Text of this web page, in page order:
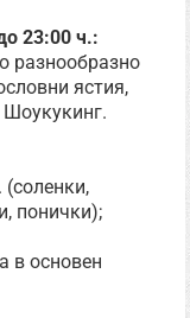
23:00 ч.:
разнообразно
ястия,
Шоукукинг.
понички);
в основен